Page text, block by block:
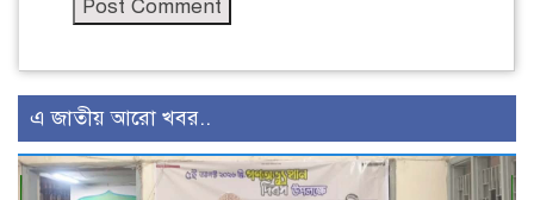
এ জাতীয় আরো খবর..